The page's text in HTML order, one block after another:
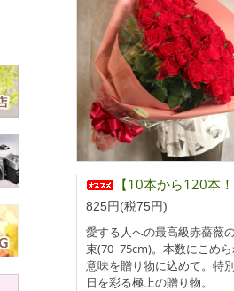
【10本から120本！】本数が選べる最高級JAPAN ROSESの花束
825円(税75円)
愛する人への最高級赤薔薇
束(70~75cm)。本数にこめ
意味を贈り物に込めて。特
日を彩る極上の贈り物。